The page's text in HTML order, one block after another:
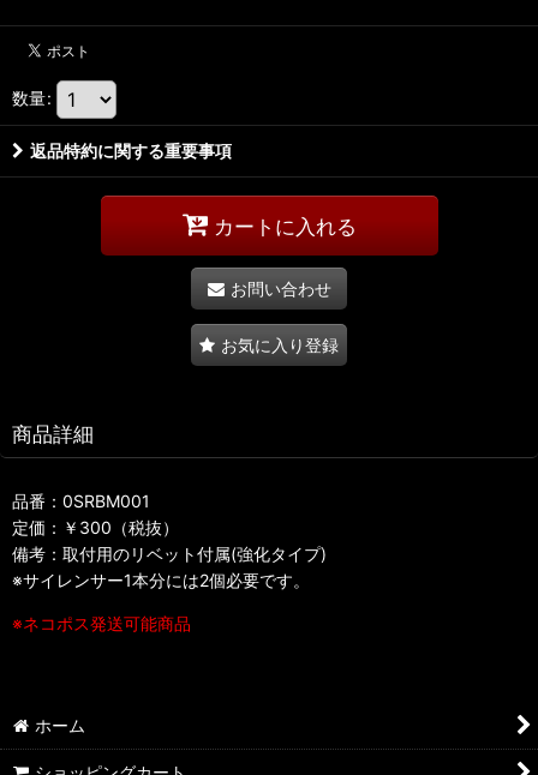
数量:
返品特約に関する重要事項
カートに入れる
お問い合わせ
お気に入り登録
商品詳細
品番：0SRBM001
定価：￥300（税抜）
備考：取付用のリベット付属(強化タイプ)
※サイレンサー1本分には2個必要です。
※ネコポス発送可能商品
ホーム